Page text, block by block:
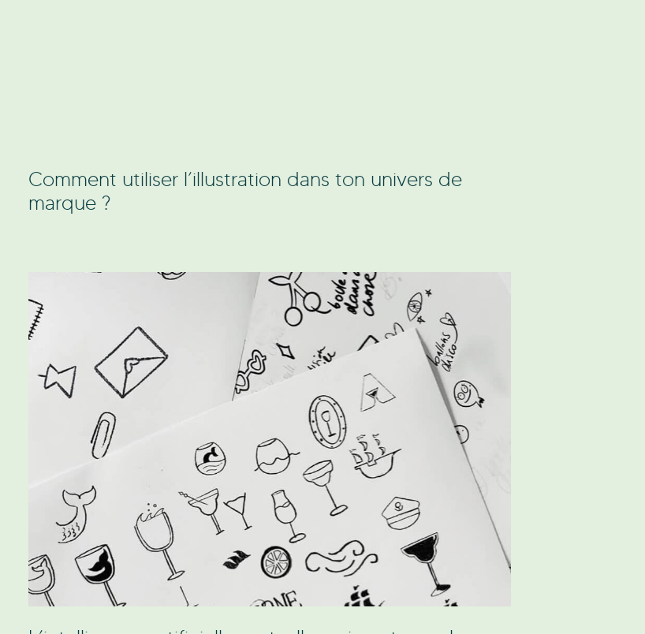
Comment utiliser l’illustration dans ton univers de
marque ?